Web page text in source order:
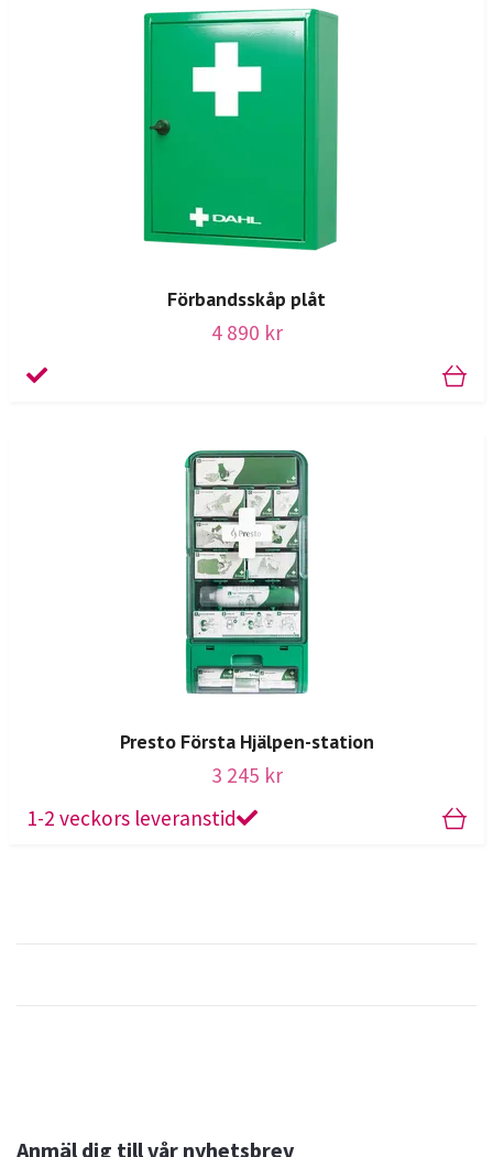
Förbandsskåp plåt
4 890 kr
Presto Första Hjälpen-station
3 245 kr
1-2 veckors leveranstid
Anmäl dig till vår nyhetsbrev